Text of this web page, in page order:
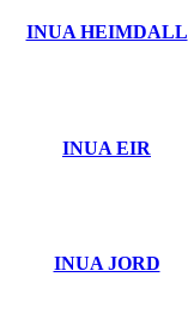
INUA HEIMDALL
INUA EIR
INUA JORD